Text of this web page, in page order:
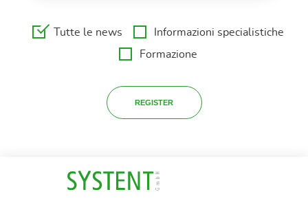
Tutte le news
Informazioni specialistiche
Formazione